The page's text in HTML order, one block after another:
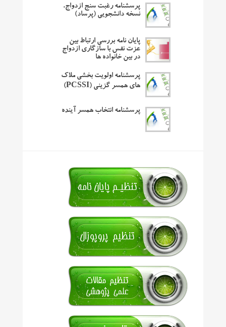
پرسشنامه رغبت سنج ازدواج،
نسخه دانشجویی (پرساد)
پایان نامه بررسی ارتباط بین
عزت نفس با سازگاری ازدواج
در بین خانواده ها
پرسشنامه اولویت بخشی ملاک
های همسر گزینی (PCSSI)
پرسشنامه انتخاب همسر آینده